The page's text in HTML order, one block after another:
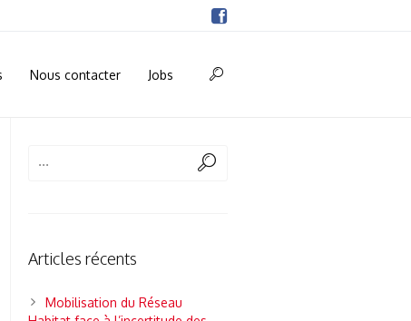
Nous contacter Jobs
Articles récents
Mobilisation du Réseau